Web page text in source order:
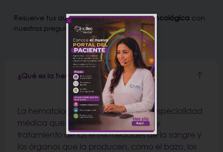
Resuelve tus dudas sobreHematología Oncológica con
nuestras preguntas frecuentes.
¿Qué es la hematología oncológica?
La hematología oncológica es una especialidad
médica que se enfoca en el estudio y
tratamiento de las enfermedades de la sangre y
los órganos que la producen, como el bazo, los